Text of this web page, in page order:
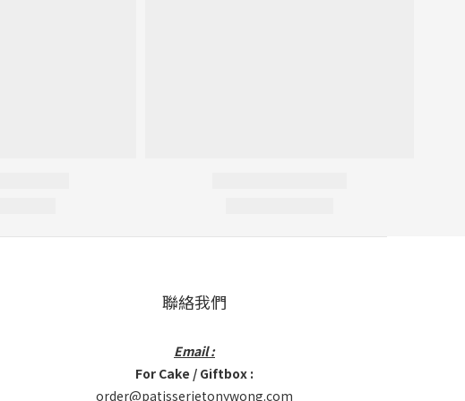
聯絡我們
Email :
For Cake / Giftbox :
order@patisserietonywong.com